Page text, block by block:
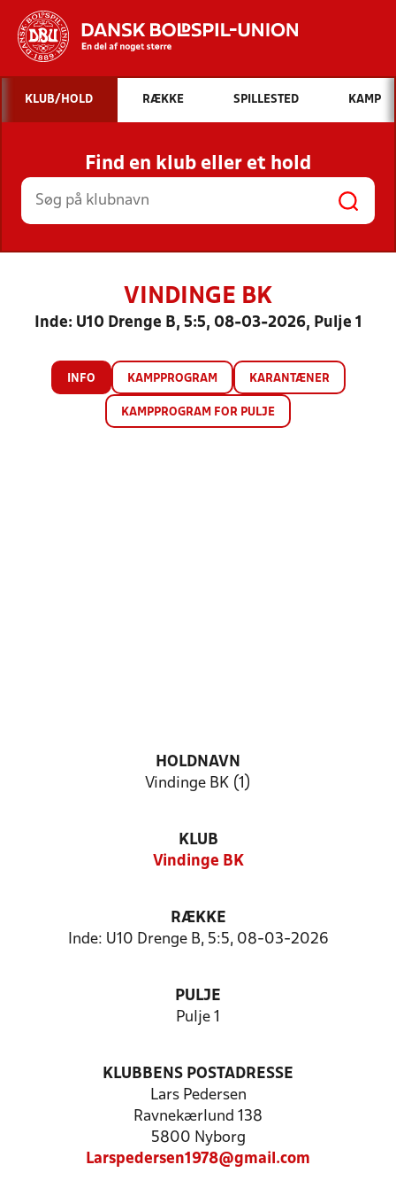
Hvad vil du søge efter?
INDHOLD OG NYHEDER
STILLINGER, RESULTATER, KLUBBER OG
HOLD
KLUB/HOLD RÆKKE SPILLESTED KAMP
Find en klub eller et hold
VINDINGE BK
Inde: U10 Drenge B, 5:5, 08-03-2026, Pulje 1
INFO KAMPPROGRAM KARANTÆNER
KAMPPROGRAM FOR PULJE
HOLDNAVN
Vindinge BK (1)
KLUB
Vindinge BK
RÆKKE
Inde: U10 Drenge B, 5:5, 08-03-2026
PULJE
Pulje 1
KLUBBENS POSTADRESSE
Lars Pedersen
Ravnekærlund 138
5800 Nyborg
Larspedersen1978@gmail.com